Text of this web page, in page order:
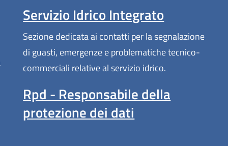
Servizio Idrico Integrato
Sezione dedicata ai contatti per la segnalazione
di guasti, emergenze e problematiche tecnico-
commerciali relative al servizio idrico.
Rpd - Responsabile della
protezione dei dati